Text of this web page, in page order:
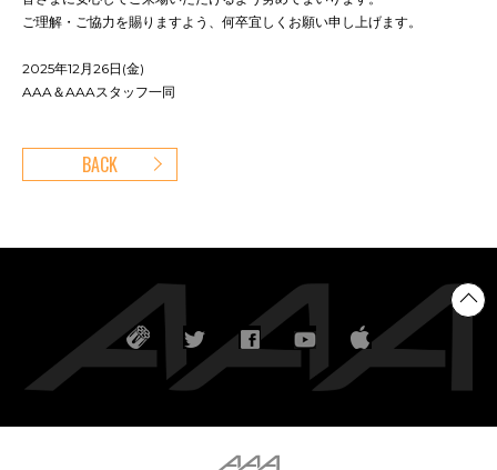
ご理解・ご協力を賜りますよう、何卒宜しくお願い申し上げます。
2025年12月26日(金)
AAA＆AAAスタッフ一同
BACK